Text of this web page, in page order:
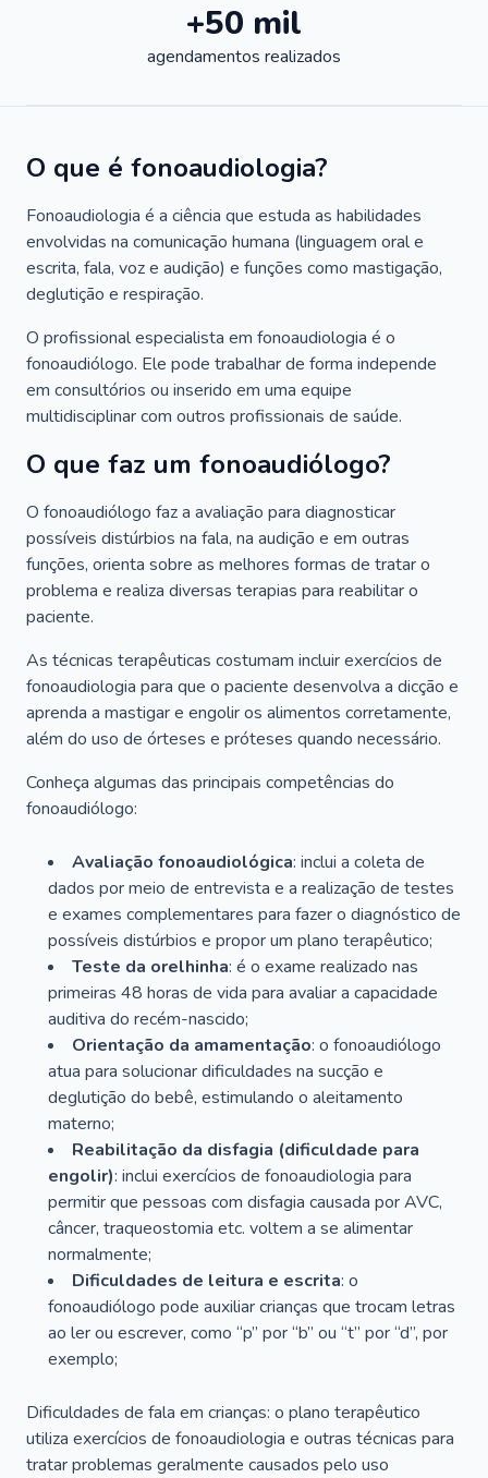
+50 mil
agendamentos realizados
O que é fonoaudiologia?
Fonoaudiologia é a ciência que estuda as habilidades
envolvidas na comunicação humana (linguagem oral e
escrita, fala, voz e audição) e funções como mastigação,
deglutição e respiração.
O profissional especialista em fonoaudiologia é o
fonoaudiólogo. Ele pode trabalhar de forma independe
em consultórios ou inserido em uma equipe
multidisciplinar com outros profissionais de saúde.
O que faz um fonoaudiólogo?
O fonoaudiólogo faz a avaliação para diagnosticar
possíveis distúrbios na fala, na audição e em outras
funções, orienta sobre as melhores formas de tratar o
problema e realiza diversas terapias para reabilitar o
paciente.
As técnicas terapêuticas costumam incluir exercícios de
fonoaudiologia para que o paciente desenvolva a dicção e
aprenda a mastigar e engolir os alimentos corretamente,
além do uso de órteses e próteses quando necessário.
Conheça algumas das principais competências do
fonoaudiólogo:
Avaliação fonoaudiológica: inclui a coleta de
dados por meio de entrevista e a realização de testes
e exames complementares para fazer o diagnóstico de
possíveis distúrbios e propor um plano terapêutico;
Teste da orelhinha: é o exame realizado nas
primeiras 48 horas de vida para avaliar a capacidade
auditiva do recém-nascido;
Orientação da amamentação: o fonoaudiólogo
atua para solucionar dificuldades na sucção e
deglutição do bebê, estimulando o aleitamento
materno;
Reabilitação da disfagia (dificuldade para
engolir): inclui exercícios de fonoaudiologia para
permitir que pessoas com disfagia causada por AVC,
câncer, traqueostomia etc. voltem a se alimentar
normalmente;
Dificuldades de leitura e escrita: o
fonoaudiólogo pode auxiliar crianças que trocam letras
ao ler ou escrever, como “p” por “b” ou “t” por “d”, por
exemplo;
Dificuldades de fala em crianças: o plano terapêutico
utiliza exercícios de fonoaudiologia e outras técnicas para
tratar problemas geralmente causados pelo uso